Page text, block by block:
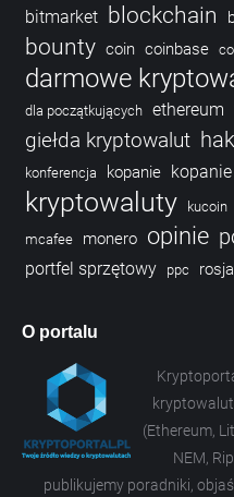
bitmarket blockchain
bounty coin coinbase
darmowe
dla początkujących ethereum
giełda kryptowalut
konferencja kopanie
kryptowaluty kucoin
mcafee monero opinie
portfel sprzętowy ppc rosja
O portalu
(Ethereum,
NEM,
publikujemy poradniki,